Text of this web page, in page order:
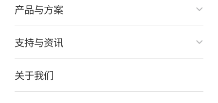
产品与方案
支持与资讯
关于我们